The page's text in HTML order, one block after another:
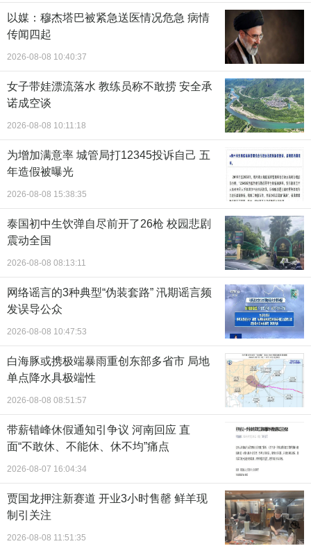
以媒：穆杰塔巴被紧急送医情况危急 病情
传闻四起
2026-08-08 10:40:37
女子带娃漂流落水 教练员称不敢捞 安全承
诺成空谈
2026-08-08 10:11:18
为增加满意率 城管局打12345投诉自己 五
年造假被曝光
2026-08-08 15:38:35
泰国初中生饮弹自尽前开了26枪 校园悲剧
震动全国
2026-08-08 08:13:11
网络谣言的3种典型“伪装套路” 汛期谣言频
发误导公众
2026-08-08 10:47:53
白海豚或携极端暴雨重创东部多省市 局地
单点降水具极端性
2026-08-08 08:51:57
带薪错峰休假通知引争议 河南回应 直
面“不敢休、不能休、休不均”痛点
2026-08-07 16:04:34
贾国龙押注新赛道 开业3小时售罄 鲜羊现
制引关注
2026-08-08 11:51:35